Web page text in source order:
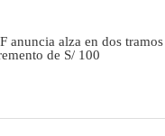
anuncia alza en dos tramos
de S/ 100